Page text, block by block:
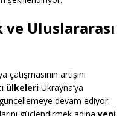
Uluslararası
artışını
ülkeleri Ukrayna’ya
güncellemeye devam ediyor.